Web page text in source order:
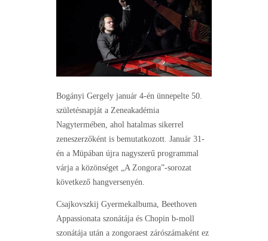
Bogányi Gergely január 4-én ünnepelte 50.
születésnapját a Zeneakadémia
Nagytermében, ahol hatalmas sikerrel
zeneszerzőként is bemutatkozott. Január 31-
én a Müpában újra nagyszerű programmal
várja a közönséget „A Zongora”-sorozat
következő hangversenyén.
Csajkovszkij Gyermekalbuma, Beethoven
Appassionata szonátája és Chopin b-moll
szonátája után a zongoraest zárószámaként ez